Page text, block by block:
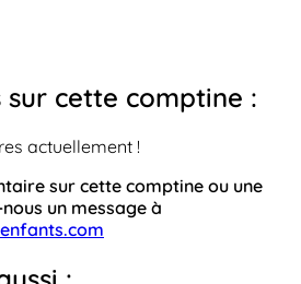
sur cette comptine :
actuellement !
sur cette comptine ou une
un message à